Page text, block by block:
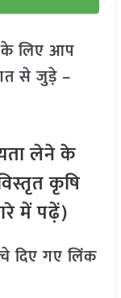
के लिए आप
से जुड़े –
लेने के
कृषि
में पढ़ें)
दिए गए लिंक